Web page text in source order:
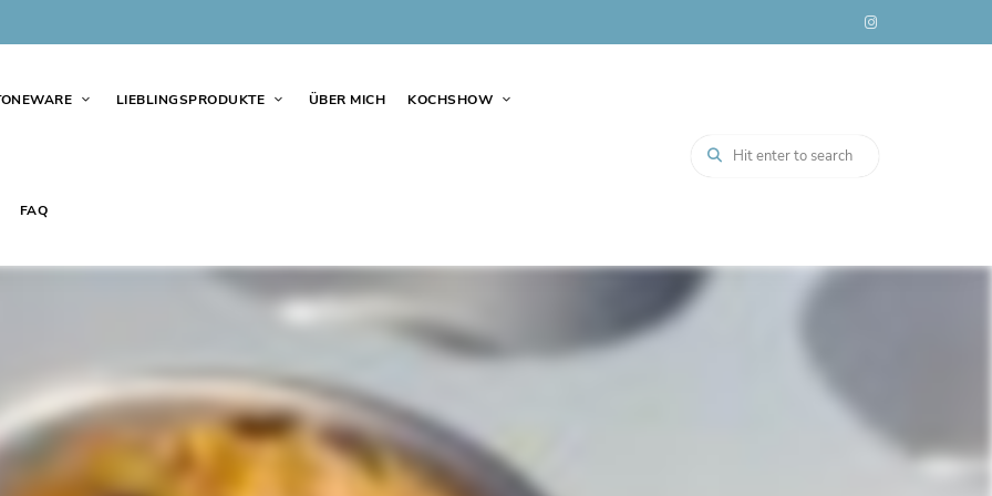
LIEBLINGSPRODUKTE ÜBER MICH KOCHSHOW
FAQ